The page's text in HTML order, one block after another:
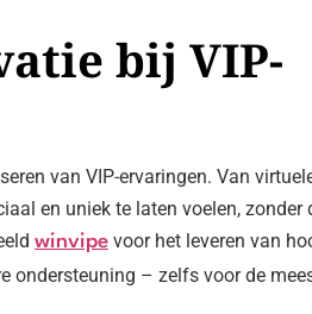
bij VIP-
van VIP-ervaringen. Van
en uniek te laten voelen,
winvipe voor het leveren van
ondersteuning – zelfs voor de